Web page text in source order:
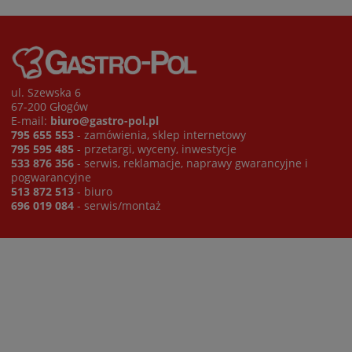
ul. Szewska 6
67-200 Głogów
E-mail: biuro@gastro-pol.pl
795 655 553 - zamówienia, sklep internetowy
795 595 485 - przetargi, wyceny, inwestycje
533 876 356 - serwis, reklamacje, naprawy gwarancyjne i
pogwarancyjne
513 872 513 - biuro
696 019 084 - serwis/montaż